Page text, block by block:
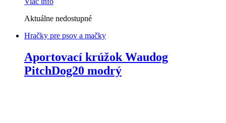
Aktuálne nedostupné
Hračky pre psov a mačky
Aportovací krúžok Waudog
PitchDog20 modrý